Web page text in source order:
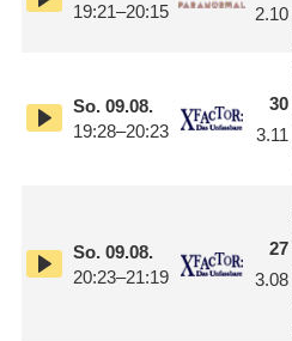
19:21–20:15
2.10
So.09.08.
19:28–20:23
30
3.11
So.09.08.
20:23–21:19
27
3.08